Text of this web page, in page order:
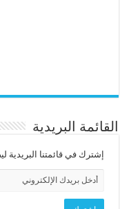
القائمة البريدية
إشترك في قائمتنا البريدية